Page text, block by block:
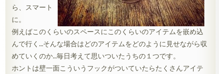
ら、スマート
に。
例えばこのくらいのスペースにこのくらいのアイテムを嵌め込
んで行く…そんな場合はどのアイテムをどのように見せながら収
めていくのか…毎日考えて思いついたうちの１つです。
ホントは壁一面こういうフックがついていたらたくさんアイテ